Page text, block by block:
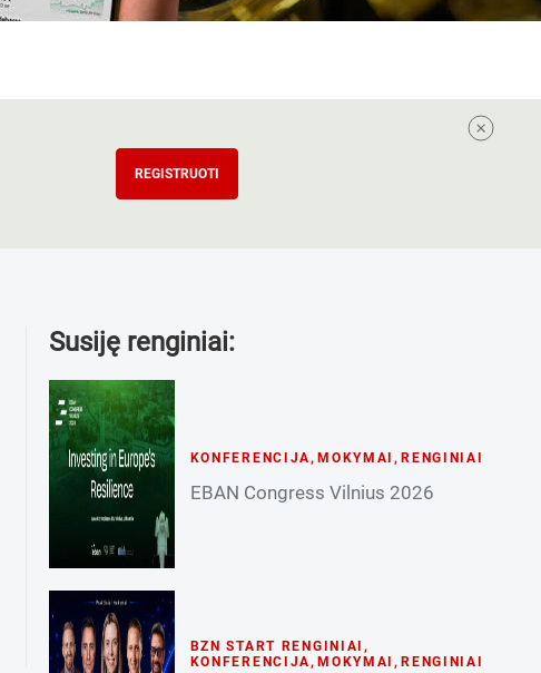
REGISTRUOTI
Susiję renginiai:
KONFERENCIJA, MOKYMAI, RENGINIAI
EBAN Congress Vilnius 2026
BZN START RENGINIAI ,
KONFERENCIJA ,MOKYMAI ,RENGINIAI